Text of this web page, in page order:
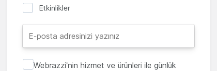
Etkinlikler
Webrazzi'nin hizmet ve ürünleri ile günlük